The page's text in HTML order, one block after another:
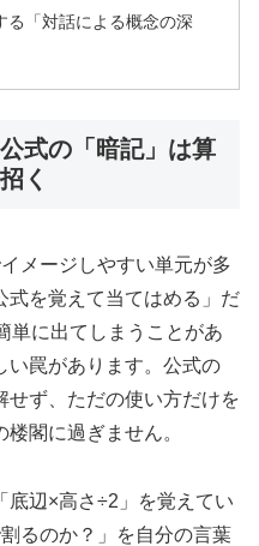
る「対話による概念の深
式の「暗記」は算
く
メージしやすい単元が多
式を覚えて当てはめる」だ
単に出てしまうことがあ
い罠があります。公式の
せず、ただの使い方だけを
閣に過ぎません。
底辺×高さ÷2」を覚えてい
るのか？」を自分の言葉